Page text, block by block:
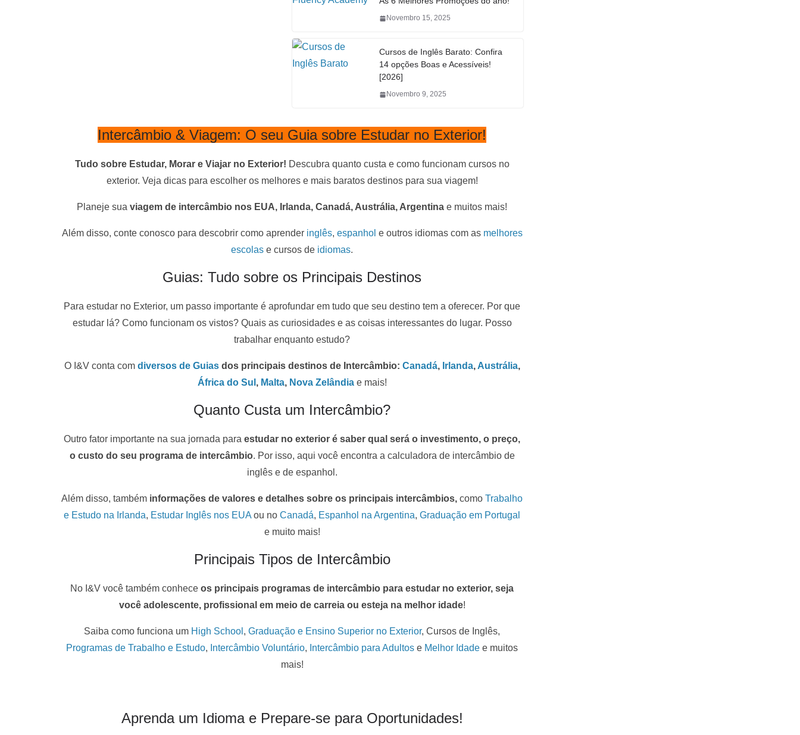
Novembro 15, 2025
Cursos de Inglês Barato: Confira
14 opções Boas e Acessíveis!
[2026]
Novembro 9, 2025
Intercâmbio & Viagem: O seu Guia sobre Estudar no Exterior!
Tudo sobre Estudar, Morar e Viajar no Exterior! Descubra quanto custa e como funcionam cursos no
exterior. Veja dicas para escolher os melhores e mais baratos destinos para sua viagem!
Planeje sua viagem de intercâmbio nos EUA, Irlanda, Canadá, Austrália, Argentina e muitos mais!
Além disso, conte conosco para descobrir como aprender inglês, espanhol e outros idiomas com as melhores
escolas e cursos de idiomas.
Guias: Tudo sobre os Principais Destinos
Para estudar no Exterior, um passo importante é aprofundar em tudo que seu destino tem a oferecer. Por que
estudar lá? Como funcionam os vistos? Quais as curiosidades e as coisas interessantes do lugar. Posso
trabalhar enquanto estudo?
O I&V conta com diversos de Guias dos principais destinos de Intercâmbio: Canadá, Irlanda, Austrália,
África do Sul , Malta, Nova Zelândiae mais!
Quanto Custa um Intercâmbio?
Outro fator importante na sua jornada para estudar no exterior é saber qual será o investimento, o preço,
o custo do seu programa de intercâmbio. Por isso, aqui você encontra a calculadora de intercâmbio de
inglês e de espanhol.
Além disso, também informações de valores e detalhes sobre os principais intercâmbios, como Trabalho
e Estudo na Irlanda, Estudar Inglês nos EUA ou no Canadá, Espanhol na Argentina, Graduação em Portugal
e muito mais!
Principais Tipos de Intercâmbio
No I&V você também conhece os principais programas de intercâmbio para estudar no exterior, seja
você adolescente, profissional em meio de carreia ou esteja na melhor idade!
Saiba como funciona um High School , Graduação e Ensino Superior no Exterior, Cursos de Inglês,
Programas de Trabalho e Estudo, Intercâmbio Voluntário, Intercâmbio para Adultos e Melhor Idade e muitos
mais!
Aprenda um Idioma e Prepare-se para Oportunidades!